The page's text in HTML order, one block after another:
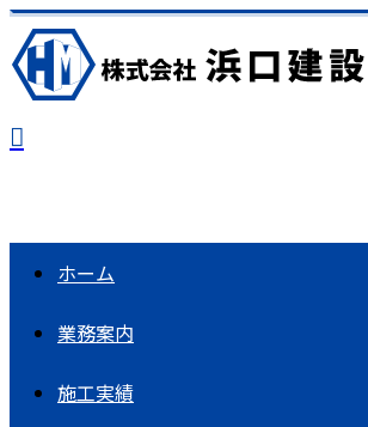
ホーム
業務案内
施工実績